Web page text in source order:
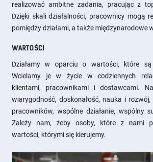
realizować ambitne zadania, pracując z
Dzięki skali działalności, pracownicy mogą
pomiędzy działami, a także międzynarodowe
WARTOŚCI
Działamy w oparciu o wartości, które
Wcielamy je w życie w codziennych
klientami, pracownikami i dostawcami.
wiarygodność, doskonałość, nauka i
pracowników, wspólne działanie, wspólny
Zależy nam, żeby osoby, które z nami
wartości, którymi się kierujemy.